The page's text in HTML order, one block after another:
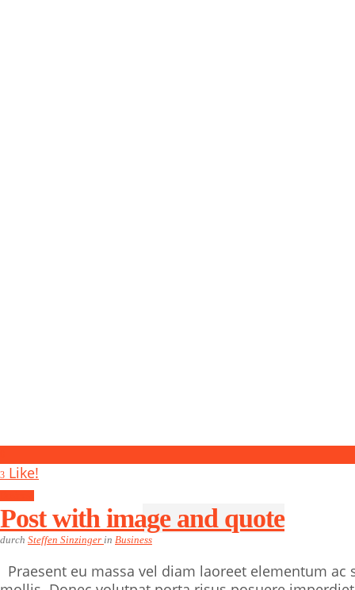
3 Like!
Post with image and quote
durch Steffen Sinzinger in Business
Praesent eu massa vel diam laoreet elementum